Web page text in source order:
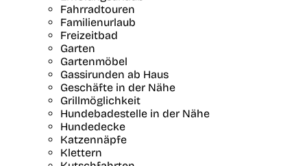
Fahrradtouren
Familienurlaub
Freizeitbad
Garten
Gartenmöbel
Gassirunden ab Haus
Geschäfte in der Nähe
Grillmöglichkeit
Hundebadestelle in der Nähe
Hundedecke
Katzennäpfe
Klettern